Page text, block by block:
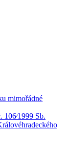
mimořádné
106⁄1999 Sb.